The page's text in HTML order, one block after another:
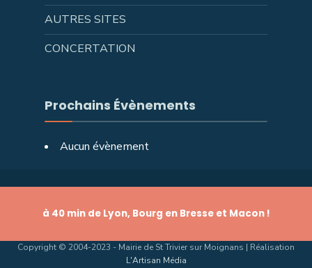
AUTRES SITES
CONCERTATION
Prochains Évènements
Aucun évènement
à 40 min de Lyon, Bourg en Bresse et Macon !
Copyright © 2004-2023 - Mairie de St Trivier sur Moignans | Réalisation
L'Artisan Média